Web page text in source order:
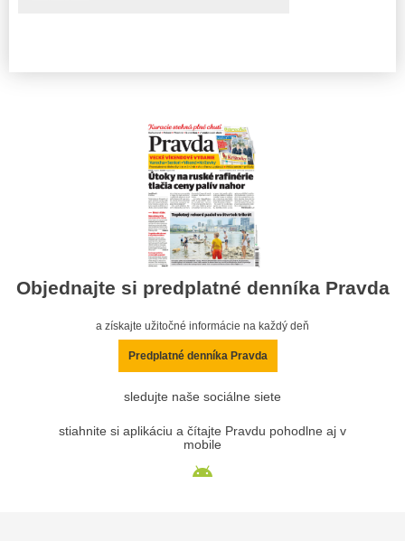
Objednajte si predplatné denníka Pravda
a získajte užitočné informácie na každý deň
Predplatné denníka Pravda
sledujte naše sociálne siete
stiahnite si aplikáciu a čítajte Pravdu pohodlne aj v
mobile